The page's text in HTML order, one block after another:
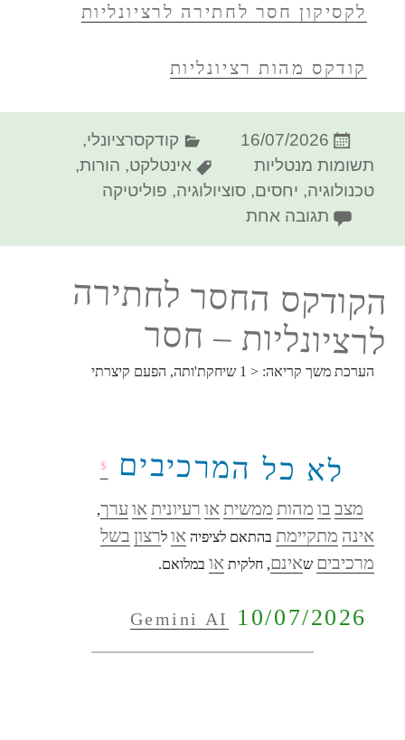
לקסיקון חסר לחתירה לרציונליות
קודקס מהות רציונליות
פורסם
בתאריך
16/07/2026 קטגוריות
קודקסרציונלי,
תשומות מנטליות
תגיות
אינטלקט, הורות,
טכנולוגיה, יחסים,סוציולוגיה, פוליטיקה
תגובה אחתעל הקודקס החסר לחתירה
הקודקס החסר לחתירה
לרציונליות – חסר
הערכת משך קריאה: < 1 שיחקת'ותה, הפעם קיצרתי
לא כל המרכיבים$
מצב בו מהות ממשית או רעיונית או ערך,
אינה מתקיימת בהתאם לציפיהאו לרצון בשל
מרכיבים שאינם, חלקיתאו במלואם.
Gemini AI 10/07/2026